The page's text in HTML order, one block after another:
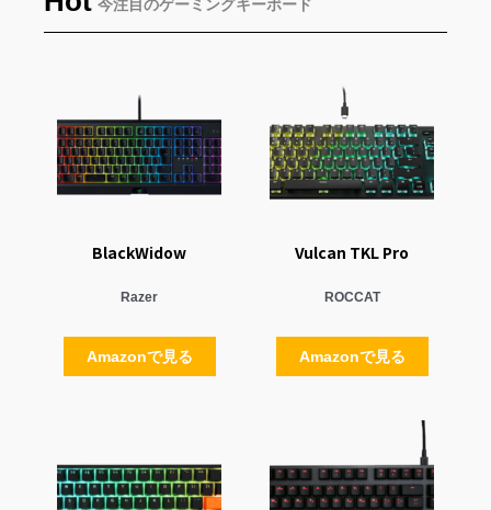
今注目のゲーミングキーボード
BlackWidow
Razer
Amazonで見る
Vulcan TKL Pro
ROCCAT
Amazonで見る